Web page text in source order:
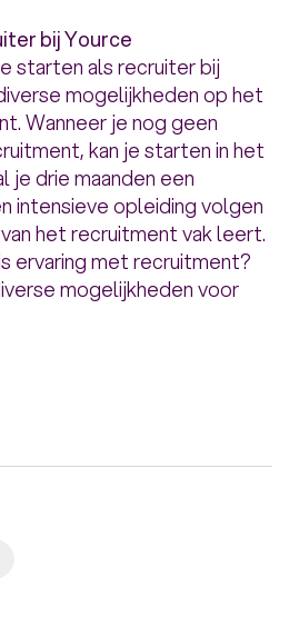
bij Yource
starten als recruiter bij
mogelijkheden op het
Wanneer je nog geen
kan je starten in het
je drie maanden een
intensieve opleiding volgen
het recruitment vak leert.
ervaring met recruitment?
mogelijkheden voor
link